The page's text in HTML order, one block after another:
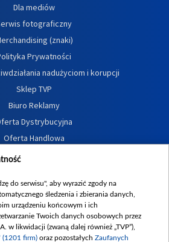
Dla mediów
fotograficzny
(znaki)
Prywatności
nadużyciom i korupcji
Sklep TVP
Biuro Reklamy
Dystrybucyjna
Oferta Handlowa
Dostępność
zgłoszeń wewnętrznych
do serwisu", aby wyrazić zgody na
śledzenia i zbierania danych,
urządzeniu końcowym i ich
Twoich danych osobowych przez
w likwidacji (zwaną dalej również „TVP”),
(1201 firm) oraz pozostałych Zaufanych